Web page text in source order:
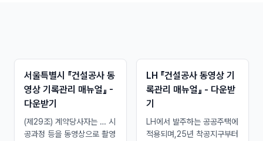
서울특별시 『건설공사 동
영상 기록관리 매뉴얼』 -
다운받기
(제29조) 계약당사자는 … 시
공과정 등을 동영상으로 촬영
LH 『건설공사 동영상 기
록관리 매뉴얼』 - 다운받
기
LH에서 발주하는 공공주택에
적용되며,25년 착공지구부터